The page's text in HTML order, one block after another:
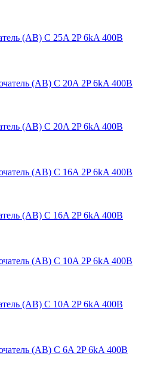
(АВ) C 25A 2P 6kA 400В
(АВ) C 20A 2P 6kA 400В
(АВ) C 16A 2P 6kA 400В
(АВ) C 10A 2P 6kA 400В